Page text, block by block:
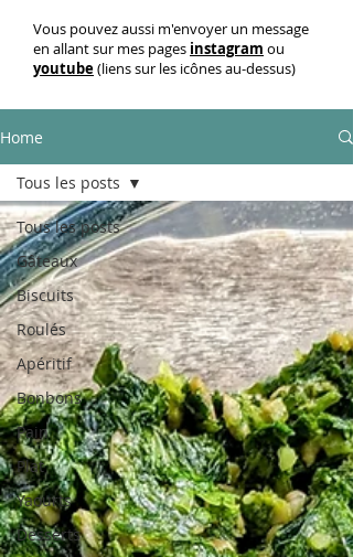
Vous pouvez aussi m'envoyer un message
en allant sur mes pages instagram ou
youtube(liens sur les icônes au-dessus)
Home
Tous les posts
Gâteaux
Biscuits
Roulés
Apéritif
Bonbons
Pain
Plat
Yaourts
Desserts
Tous les posts